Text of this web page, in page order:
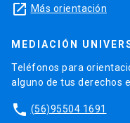
launch Más orientación
MEDIACIÓN
Teléfonos para
alguno de tus derechos
phone (56)95504 1691